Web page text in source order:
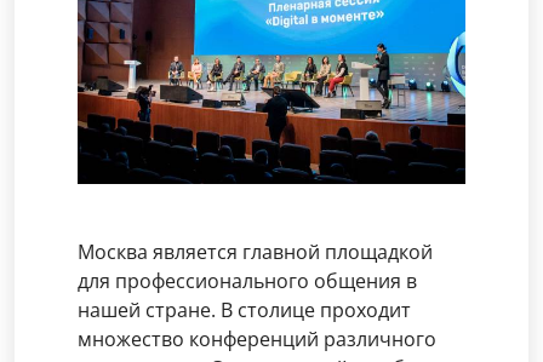
Москва является главной площадкой
для профессионального общения в
нашей стране. В столице проходит
множество конференций различного